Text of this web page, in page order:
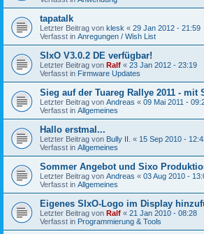
tapatalk
Letzter Beitrag von klesk « 29 Jan 2012 - 21:59
Verfasst in Anregungen / Wish List
SIxO V3.0.2 DE verfügbar!
Letzter Beitrag von Ralf « 23 Jan 2012 - 23:19
Verfasst in Firmware Updates
Sieg auf der Tuareg Rallye 2011 - mit
Letzter Beitrag von Andreas « 09 Mai 2011 -
Verfasst in Allgemeines
Hallo erstmal...
Letzter Beitrag von Bully II. « 15 Sep 2010 -
Verfasst in Allgemeines
Sommer Angebot und Sixo
Letzter Beitrag von Andreas « 03 Aug 2010 -
Verfasst in Allgemeines
Eigenes SIxO-Logo im Display
Letzter Beitrag von Ralf « 21 Jan 2010 - 08:28
Verfasst in Programmierung & Tools